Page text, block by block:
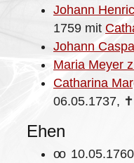
Johann
1759 mit
Johann
Maria Meyer
Catharina
06.05.1737,
Ehen
oo